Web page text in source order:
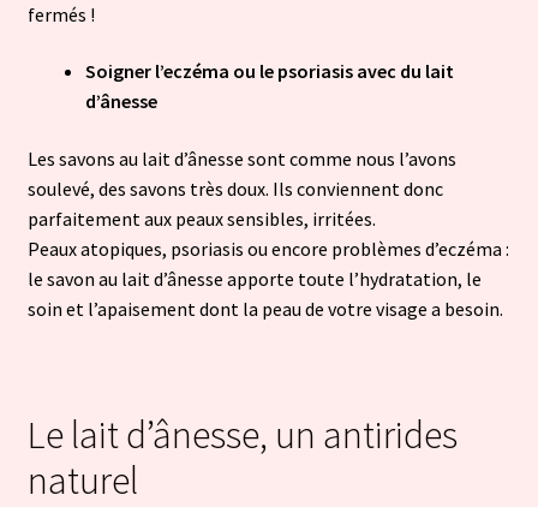
fermés !
Soigner l’eczéma ou le psoriasis avec du lait
d’ânesse
Les savons au lait d’ânesse sont comme nous l’avons
soulevé, des savons très doux. Ils conviennent donc
parfaitement aux peaux sensibles, irritées.
Peaux atopiques, psoriasis ou encore problèmes d’eczéma :
le savon au lait d’ânesse apporte toute l’hydratation, le
soin et l’apaisement dont la peau de votre visage a besoin.
Le lait d’ânesse, un antirides
naturel